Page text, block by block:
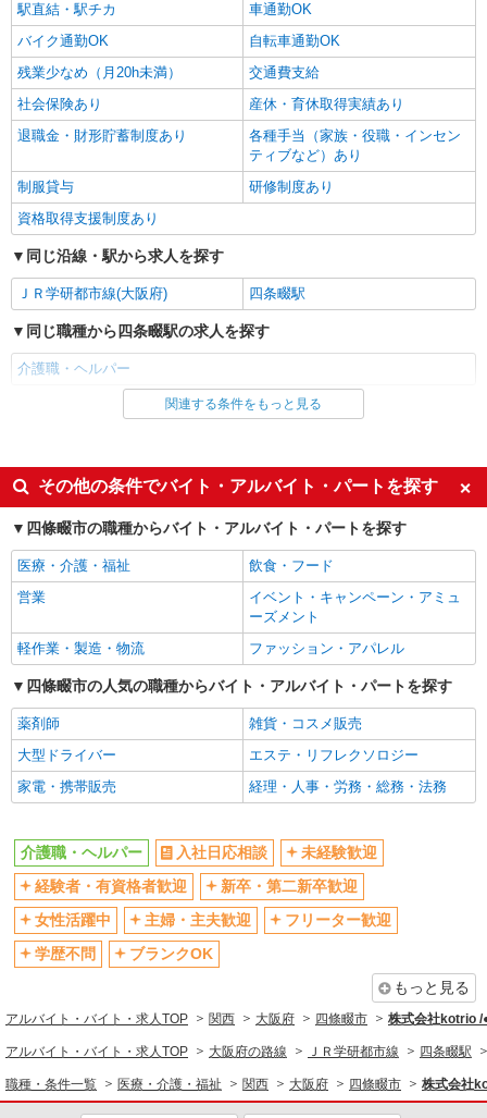
派遣社員
株式会社kotrio /●KT-H-1991795
四条畷駅｜サ高住STAFF＊落ち着いた雰囲気
でゆったりお仕事♪
時給1600円〜2250円 ＜日払い有/週払い有/交
通費全支給(ガソリン代含む)＞
四條畷市 交通費全額支給
キープ
派遣社員
株式会社kotrio /●KT-H-1955364
NEW
四条畷駅｜日払いOK！日収1.2万円超え×サ
通費全支給(ガソリン代含む)＞
四條畷市 交通費全額支給
キープ 詳細を見る
パナソニック エイジフリーケアセンター四條畷忍ヶ丘
デイサービス／介護職／PMのみ
時給1,231円〜1,295円 ※経験・能力・資格等
パナソニック エイジフリーケアセンター四條
畷忍ヶ丘 大阪府四條畷市岡山東4丁目1-33
キープ 詳細を見る
パート
パナソニック エイジフリーケアセンター四條畷忍ヶ丘
デイサービス／介護職／パート
による 社会福祉士・介護福祉士 時給1,295円 その
他資格 時給1,231円 ※一律処遇改善加算含む 〇時
間外勤務手当 〇土日祝勤務手当 〇無事故無違反表
彰金 〇年末年始勤務手当
パナソニック エイジフリーケアセンター四條
畷忍ヶ丘 大阪府四條畷市岡山東4丁目1-33
キープ
サービス付高齢者向け住宅 エルダーガーデン四條畷/2780000020-025
介護職員（ヘルパー）（役職なし）
よる） ＜給与補足＞夜勤5回分（31,005〜31,530
円）含む。※夜勤1回あたり6,201〜6,306円（深夜
駅直結・駅チカ
車通勤OK
バイク通勤OK
自転車通勤OK
残業少なめ（月20h未満）
交通費支給
社会保険あり
産休・育休取得実績あり
退職金・財形貯蓄制度あり
各種手当（家族・役職・インセン
ティブなど）あり
制服貸与
研修制度あり
資格取得支援制度あり
同じ沿線・駅から求人を探す
ＪＲ学研都市線(大阪府) 四条畷駅
同じ職種から四条畷駅の求人を探す
介護職・ヘルパー
同じ雇用形態から四条畷駅の求人を探す
同じ特徴から四条畷駅の求人を探す
入社日応相談
未経験歓迎
経験者・有資格者歓迎
新卒・第二新卒歓迎
女性活躍中
主婦・主夫歓迎
学歴不問
ブランクOK
ミドル（40代～）活躍中
エルダー（50代～）活躍中
シニア（60代～）活躍中
高収入・高額
ボーナス・賞与あり
昇給あり
完全週休2日制
フルタイム歓迎
禁煙・分煙
駅直結・駅チカ
車通勤OK
残業少なめ（月20h未満）
交通費支給
社会保険あり
産休・育休取得実績あり
退職金・財形貯蓄制度あり
各種手当（家族・役職・インセン
資格取得支援制度あり
同じ職種から求人を探す
医療・介護・福祉
関連する条件をもっと見る
その他の条件でバイト・アルバイト・パートを探す
四條畷市の職種からバイト・アルバイト・パートを探す
医療・介護・福祉
飲食・フード
営業
イベント・キャンペーン・アミュ
ーズメント
軽作業・製造・物流
ファッション・アパレル
四條畷市の人気の職種からバイト・アルバイト・パートを探す
薬剤師
雑貨・コスメ販売
大型ドライバー
エステ・リフレクソロジー
家電・携帯販売
経理・人事・労務・総務・法務
介護職・ヘルパー 入社日応相談
未経験歓迎
経験者・有資格者歓迎
新卒・第二新卒歓迎
女性活躍中
主婦・主夫歓迎
フリーター歓迎
学歴不問
ブランクOK
もっと見る
アルバイト・バイト・求人TOP 関西 大阪府 四條畷市 株式会社kotrio /
アルバイト・バイト・求人TOP 大阪府の路線 ＪＲ学研都市線 四条畷駅
職種・条件一覧 医療・介護・福祉 関西 大阪府 四條畷市 株式会社